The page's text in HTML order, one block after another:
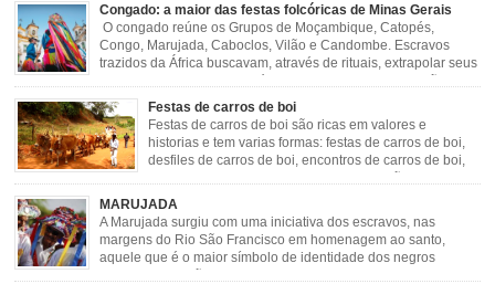
Congado: a maior das festas folcóricas de Minas Gerais
O congado reúne os Grupos de Moçambique, Catopés,
Congo, Marujada, Caboclos, Vilão e Candombe. Escravos
trazidos da África buscavam, através de rituais, extrapolar seus
sentimentos e culto a sua fé. O Congado nasceu da fusão
destes ritos com a religião católica, imposta aos negros pela Igreja, surgindo
novas histórias que envolviam, sobretudo, Nossa Senhora do […]
Festas de carros de boi
Festas de carros de boi são ricas em valores e
historias e tem varias formas: festas de carros de boi,
desfiles de carros de boi, encontros de carros de boi,
de boi, carreteada, carreiros, candeeiros, boiadas, carapinas, artesãos,
exposição agropecuária, ou seja é um ponto forte […]
MARUJADA
A Marujada surgiu com uma iniciativa dos escravos, nas
margens do Rio São Francisco em homenagem ao santo,
aquele que é o maior símbolo de identidade dos negros